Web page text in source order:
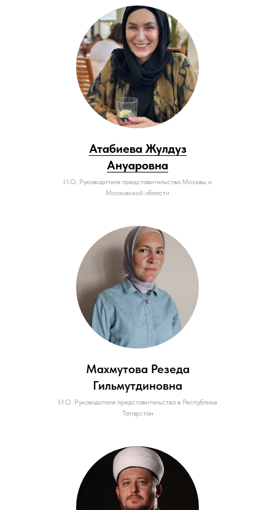
Атабиева Жулдуз
Ануаровна
И.О. Руководителя представительства Москвы и
Московской области
Махмутова Резеда
Гильмутдиновна
И.О. Руководителя представительства в Республике
Татарстан